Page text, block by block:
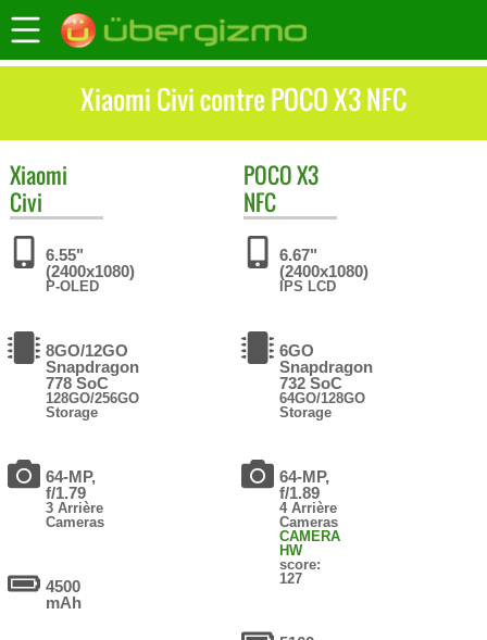
Xiaomi Civi contre POCO X3 NFC
Xiaomi
Civi
6.55"
(2400x1080)
P-OLED
8GO/12GO
Snapdragon
778 SoC
128GO/256GO
Storage
64-MP,
f/1.79
3 Arrière
Cameras
4500
mAh
POCOX3
NFC
6.67"
(2400x1080)
IPS LCD
6GO
Snapdragon
732 SoC
64GO/128GO
Storage
64-MP,
f/1.89
4 Arrière
Cameras
CAMERA
HW
score:
127